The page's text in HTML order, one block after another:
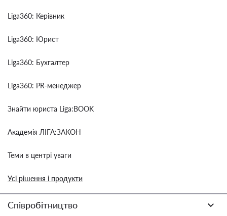
Liga360: Керівник
Liga360: Юрист
Liga360: Бухгалтер
Liga360: PR-менеджер
Знайти юриста Liga:BOOK
Академія ЛІГА:ЗАКОН
Теми в центрі уваги
Усі рішення і продукти
Співробітництво